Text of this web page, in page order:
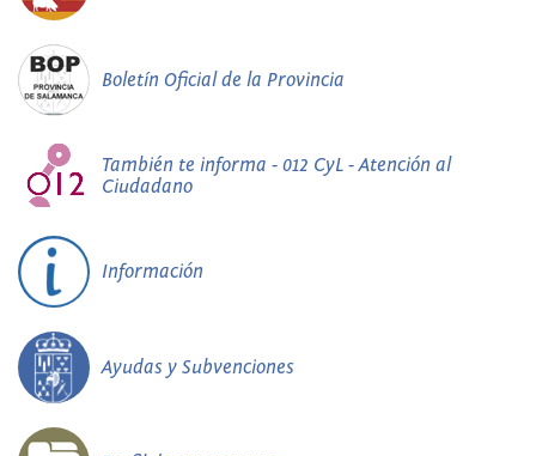
Boletín Oficial de la Provincia
También te informa - 012 CyL - Atención al
Ciudadano
Información
Ayudas y Subvenciones